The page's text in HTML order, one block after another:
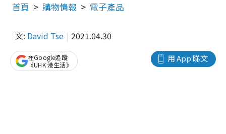
首頁 購物情報 電子產品
文: David Tse 2021.04.30
用 App 睇文
在Google追蹤
《UHK 港生活》